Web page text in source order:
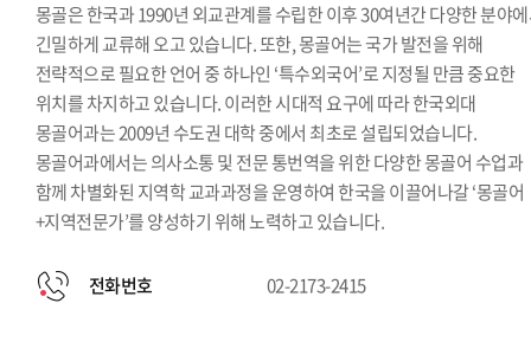
몽골은 한국과 1990년 외교관계를 수립한 이후 30여년간 다양한 분야
긴밀하게 교류해 오고 있습니다. 또한, 몽골어는 국가 발전을 위해
전략적으로 필요한 언어 중 하나인 ‘특수외국어’로 지정될 만큼 중요한
위치를 차지하고 있습니다. 이러한 시대적 요구에 따라 한국외대
몽골어과는 2009년 수도권 대학 중에서 최초로 설립되었습니다.
몽골어과에서는 의사소통 및 전문 통번역을 위한 다양한 몽골어 수업과
함께 차별화된 지역학 교과과정을 운영하여 한국을 이끌어나갈 ‘몽골어
+지역전문가’를 양성하기 위해 노력하고 있습니다.
전화번호 02-2173-2415